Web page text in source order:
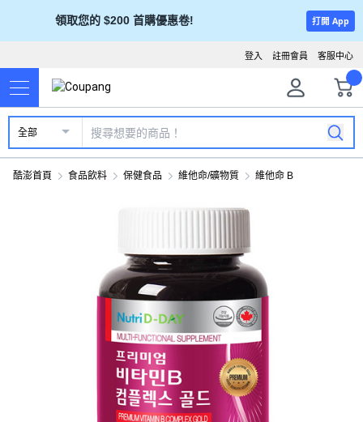
領取您的 $200 首購優惠卷! 打開 App
客服中心
註冊會員
登入
全部
酷澎首頁 食品飲料 保健食品 維他命/礦物質 維他命 B